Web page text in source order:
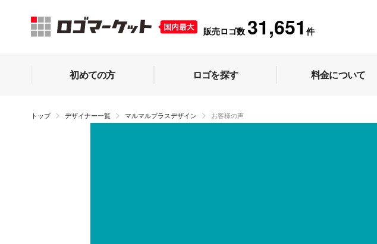
販売ロゴ数 31,651 件
初めての方 ロゴを探す 料金について
トップ デザイナー一覧 マルマルプラスデザイン お客様の声